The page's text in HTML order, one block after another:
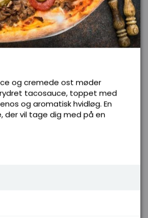
eller du har
til
og cremede ost møder
tacosauce, toppet med
og aromatisk hvidløg. En
der vil tage dig med på en